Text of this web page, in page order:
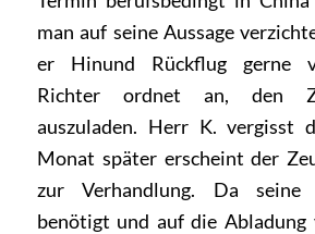
man auf seine Aussage
er Hinund Rückflug gerne
Richter ordnet an, den
auszuladen. Herr K. vergisst
Monat später erscheint der
zur Verhandlung. Da seine
benötigt und auf die Abladung